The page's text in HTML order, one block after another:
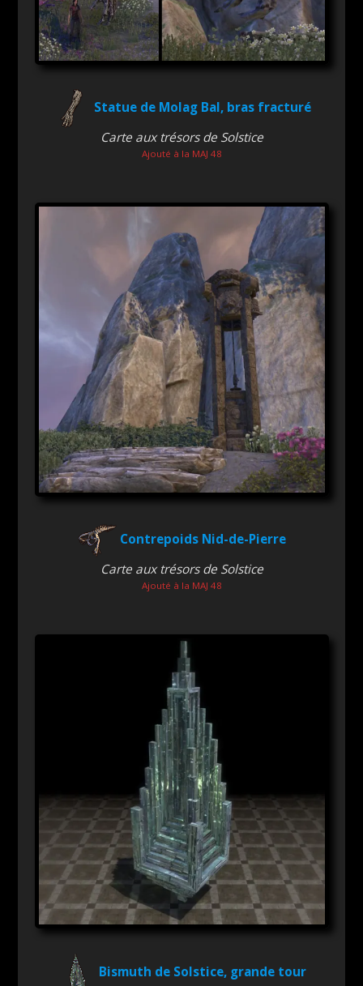
Statue de Molag Bal, bras fracturé
Carte aux trésors de Solstice
Ajouté à la MAJ 48
Contrepoids Nid-de-Pierre
Carte aux trésors de Solstice
Ajouté à la MAJ 48
Bismuth de Solstice, grande tour